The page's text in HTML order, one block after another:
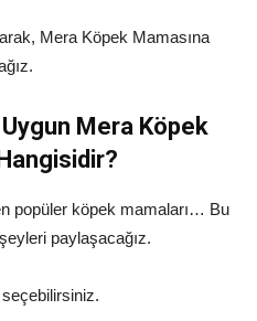
Mera Köpek Mamasına
Mera Köpek
popüler köpek mamaları… Bu
paylaşacağız.